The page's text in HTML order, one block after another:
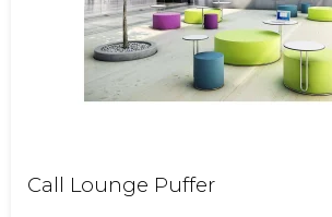
Call Lounge Puffer